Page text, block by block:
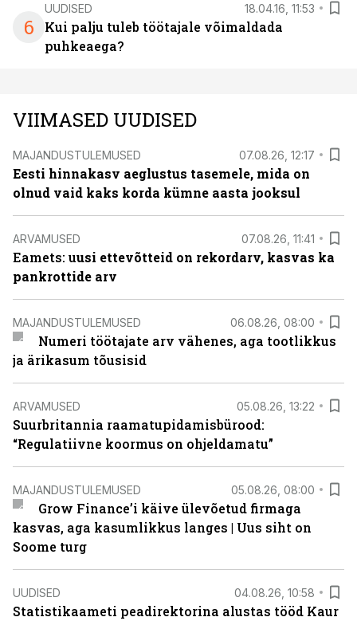
6
UUDISED 18.04.16, 11:53
Kui palju tuleb töötajale võimaldada
puhkeaega?
VIIMASED UUDISED
MAJANDUSTULEMUSED 07.08.26, 12:17
Eesti hinnakasv aeglustus tasemele, mida on
olnud vaid kaks korda kümne aasta jooksul
ARVAMUSED 07.08.26, 11:41
Eamets: uusi ettevõtteid on rekordarv, kasvas ka
pankrottide arv
MAJANDUSTULEMUSED 06.08.26, 08:00
Numeri töötajate arv vähenes, aga tootlikkus
ja ärikasum tõusisid
ARVAMUSED 05.08.26, 13:22
Suurbritannia raamatupidamisbürood:
“Regulatiivne koormus on ohjeldamatu”
MAJANDUSTULEMUSED 05.08.26, 08:00
Grow Finance’i käive ülevõetud firmaga
kasvas, aga kasumlikkus langes | Uus siht on
Soome turg
UUDISED 04.08.26, 10:58
Statistikaameti peadirektorina alustas tööd Kaur